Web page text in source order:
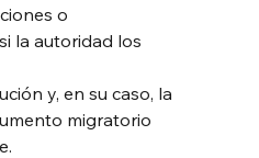
o
la autoridad los
y, en su caso, la
migratorio